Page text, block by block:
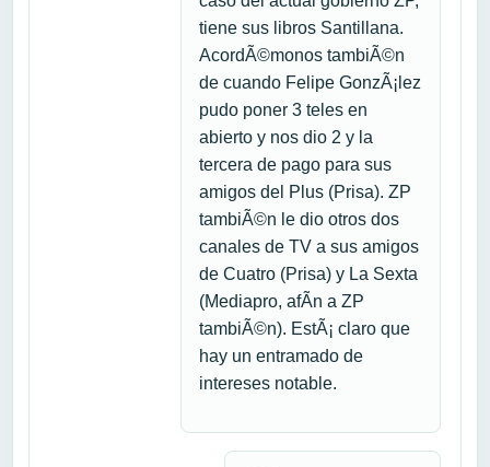
tiene sus libros Santillana.
AcordÃ©monos tambiÃ©n
de cuando Felipe GonzÃ¡lez
pudo poner 3 teles en
abierto y nos dio 2 y la
tercera de pago para sus
amigos del Plus (Prisa). ZP
tambiÃ©n le dio otros dos
canales de TV a sus amigos
de Cuatro (Prisa) y La Sexta
(Mediapro, afÃ­n a ZP
tambiÃ©n). EstÃ¡ claro que
hay un entramado de
intereses notable.